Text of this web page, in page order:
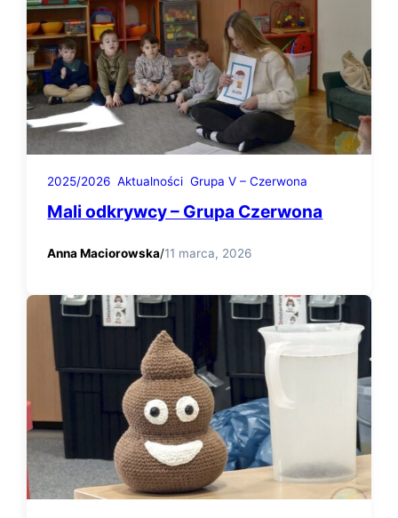
2025/2026 Aktualności Grupa V – Czerwona
Mali odkrywcy – Grupa Czerwona
Anna Maciorowska/11 marca, 2026